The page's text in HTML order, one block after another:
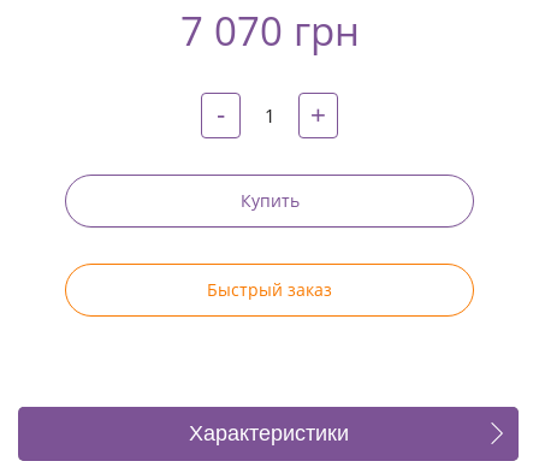
Twitter
Pinterest
7 070 грн
- +
Купить
Быстрый заказ
Характеристики
Отзывы